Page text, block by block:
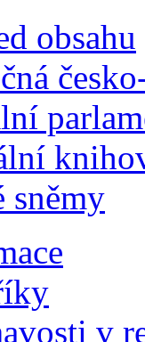
obsahu
sněmy
v